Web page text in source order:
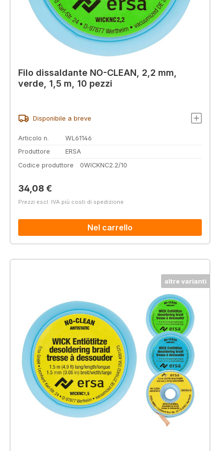
Filo dissaldante NO-CLEAN, 2,2 mm,
verde, 1,5 m, 10 pezzi
Disponibile a breve
Articolo n.
WL61146
Produttore
ERSA
Codice produttore
0WICKNC2.2/10
Prezzo normale:
34,08 €
Prezzi escl. IVA più costi di spedizione
Nel carrello
altre varianti